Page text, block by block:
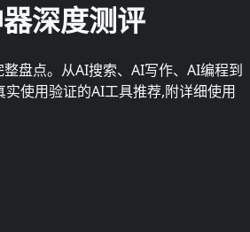
深度测评
盘点。从AI搜索、AI写作、AI编程到
使用验证的AI工具推荐,附详细使用